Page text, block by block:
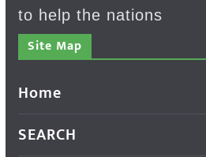
to help the nations
Site Map
Home
SEARCH